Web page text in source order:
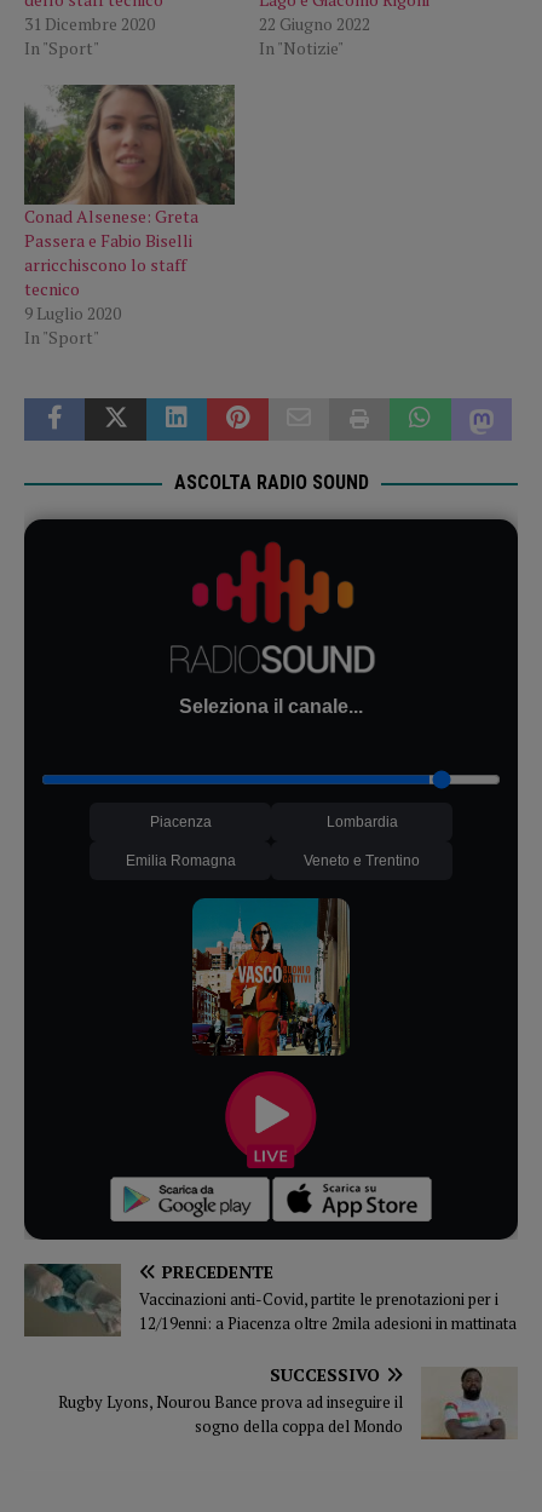
31 Dicembre 2020
In "Sport"
22 Giugno 2022
In "Notizie"
Conad Alsenese: Greta
Passera e Fabio Biselli
arricchiscono lo staff
tecnico
9 Luglio 2020
In "Sport"
ASCOLTA RADIO SOUND
Seleziona il canale...
Piacenza Lombardia
Emilia Romagna Veneto e Trentino
PRECEDENTE
Vaccinazioni anti-Covid, partite le prenotazioni per i
12/19enni: a Piacenza oltre 2mila adesioni in mattinata
SUCCESSIVO
Rugby Lyons, Nourou Bance prova ad inseguire il
sogno della coppa del Mondo